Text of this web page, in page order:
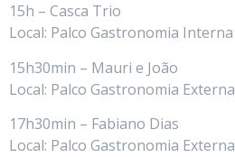
15h – Casca Trio
Local: Palco Gastronomia Interna
15h30min – Mauri e João
Local: Palco Gastronomia Externa
17h30min – Fabiano Dias
Local: Palco Gastronomia Externa